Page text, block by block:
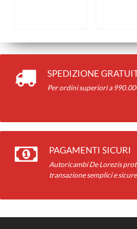
SPEDIZIONE
Per ordini superiori a
PAGAMENTI SICURI
Autoricambi De Lorezis
transazione semplici e